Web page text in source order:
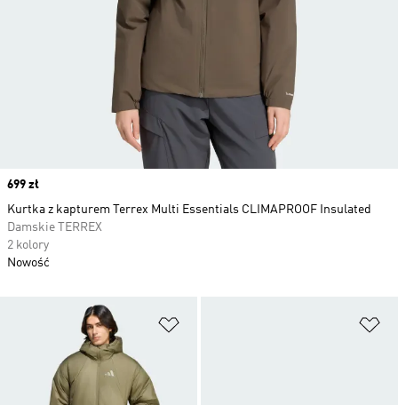
Price
699 zł
Kurtka z kapturem Terrex Multi Essentials CLIMAPROOF Insulated
Damskie TERREX
2 kolory
Nowość